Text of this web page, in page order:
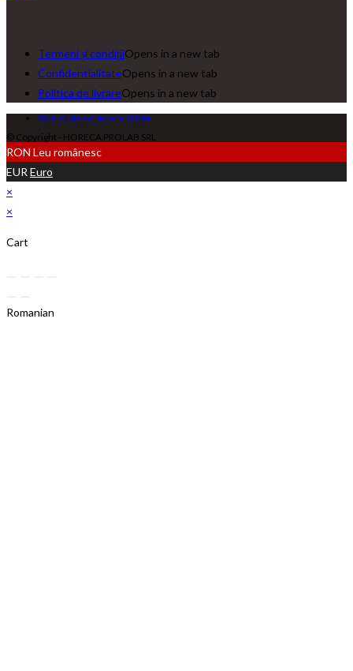
Termeni și condițiiOpens in a new tab
ConfidentialitateOpens in a new tab
Politica de livrareOpens in a new tab
Politica de confidențialitate
© Copyright - HORECA PROLAB SRL
RON Leu românesc
EUR Euro
×
×
Cart
Romanian